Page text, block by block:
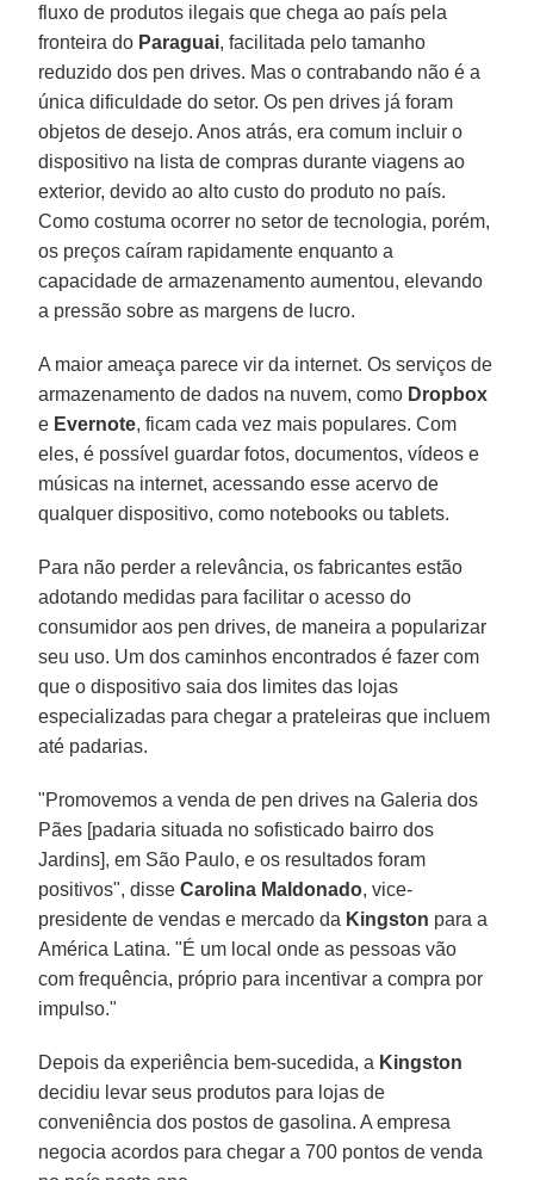
fluxo de produtos ilegais que chega ao país pela
fronteira do Paraguai, facilitada pelo tamanho
reduzido dos pen drives. Mas o contrabando não é a
única dificuldade do setor. Os pen drives já foram
objetos de desejo. Anos atrás, era comum incluir o
dispositivo na lista de compras durante viagens ao
exterior, devido ao alto custo do produto no país.
Como costuma ocorrer no setor de tecnologia, porém,
os preços caíram rapidamente enquanto a
capacidade de armazenamento aumentou, elevando
a pressão sobre as margens de lucro.
A maior ameaça parece vir da internet. Os serviços de
armazenamento de dados na nuvem, como Dropbox
e Evernote, ficam cada vez mais populares. Com
eles, é possível guardar fotos, documentos, vídeos e
músicas na internet, acessando esse acervo de
qualquer dispositivo, como notebooks ou tablets.
Para não perder a relevância, os fabricantes estão
adotando medidas para facilitar o acesso do
consumidor aos pen drives, de maneira a popularizar
seu uso. Um dos caminhos encontrados é fazer com
que o dispositivo saia dos limites das lojas
especializadas para chegar a prateleiras que incluem
até padarias.
"Promovemos a venda de pen drives na Galeria dos
Pães [padaria situada no sofisticado bairro dos
Jardins], em São Paulo, e os resultados foram
positivos", disseCarolina Maldonado, vice-
presidente de vendas e mercado da Kingston para a
América Latina. "É um local onde as pessoas vão
com frequência, próprio para incentivar a compra por
impulso."
Depois da experiência bem-sucedida, a Kingston
decidiu levar seus produtos para lojas de
conveniência dos postos de gasolina. A empresa
negocia acordos para chegar a 700 pontos de venda